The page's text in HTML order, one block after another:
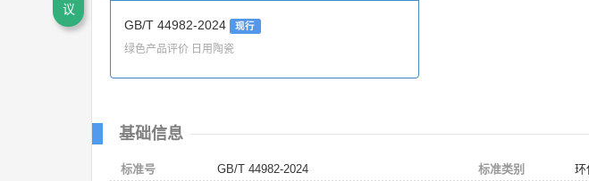
GB/T 44982-2024 现行
绿色产品评价 日用陶瓷
基础信息
标准号
GB/T 44982-2024
标准类别
环
议